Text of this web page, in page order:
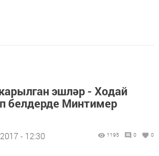
эшләр - Ходай
белдерде Минтимер
- 12:30 1195 0 0